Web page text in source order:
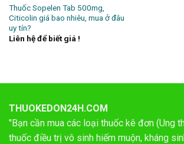
Thuốc Sopelen Tab 500mg,
Citicolin giá bao nhiêu, mua ở đâu
uy tín?
Liên hệ để biết giá !
THUOKEDON24H.COM
"Bạn cần mua các loại thuốc kê đơn (Ung
thuốc điều trị vô sinh hiếm muộn, kháng